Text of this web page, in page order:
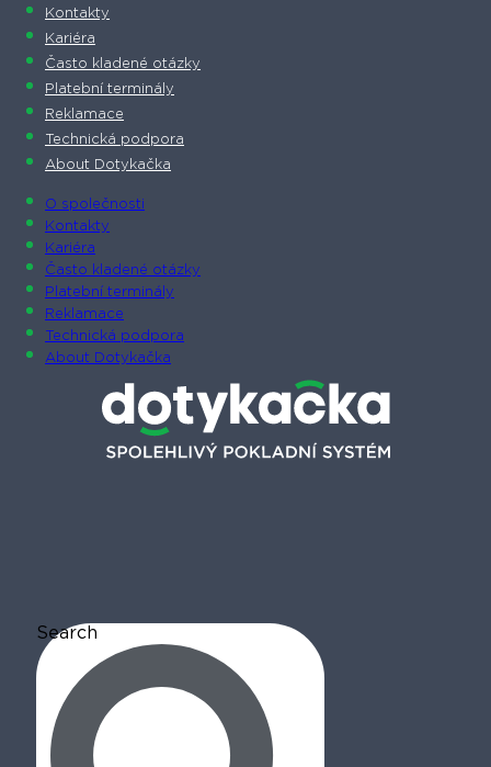
Kontakty
Kariéra
Často kladené otázky
Platební terminály
Reklamace
Technická podpora
About Dotykačka
O společnosti
Kontakty
Kariéra
Často kladené otázky
Platební terminály
Reklamace
Technická podpora
About Dotykačka
Search